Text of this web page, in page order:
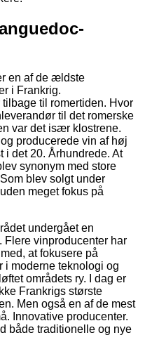
en af de ældste
i Frankrig.
til romertiden. Hvor
til det romerske
var det især klostrene.
producerede vin af høj
i det 20. Århundrede. At
synonym med store
blev solgt under
meget fokus på
undergået en
Flere vinproducenter har
at fokusere på
i moderne teknologi og
områdets ry. I dag er
Frankrigs største
Men også en af de mest
Innovative producenter.
både traditionelle og nye